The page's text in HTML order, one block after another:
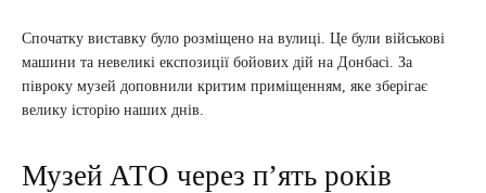
Спочатку виставку було розміщено на вулиці. Це були військові
машини та невеликі експозиції бойових дій на Донбасі. За
півроку музей доповнили критим приміщенням, яке зберігає
велику історію наших днів.
Музей АТО через п’ять років